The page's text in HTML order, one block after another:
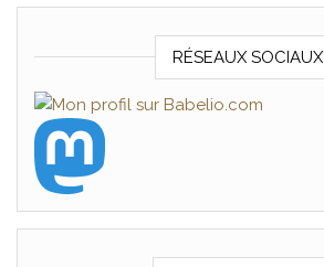
RÉSEAUX SOCIAUX